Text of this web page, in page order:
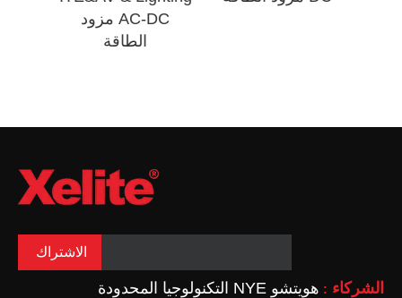
AC-DC مزود
الطاقة
الاشتراك
الشركاء : هويتشو NYE التكنولوجيا المحدودة